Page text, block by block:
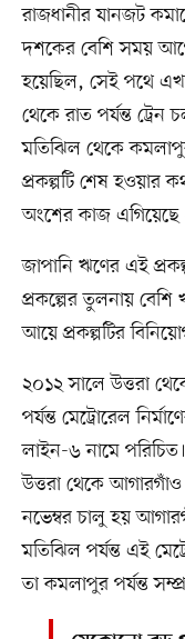
রাজধানীর যানজট
দশকের বেশি সময় আগে
হয়েছিল, সেই পথে
থেকে রাত পর্যন্ত
মতিঝিল থেকে
প্রকল্পটি শেষ হওয়ার
অংশের কাজ
জাপানি ঋণের এই
প্রকল্পের তুলনায় বেশি
আয়ে প্রকল্পটির
২০১২ সালে উত্তরা
পর্যন্ত মেট্রোরেল
লাইন-৬ নামে
উত্তরা থেকে
নভেম্বর চালু হয়
মতিঝিল পর্যন্ত এই
তা কমলাপুর পর্যন্ত